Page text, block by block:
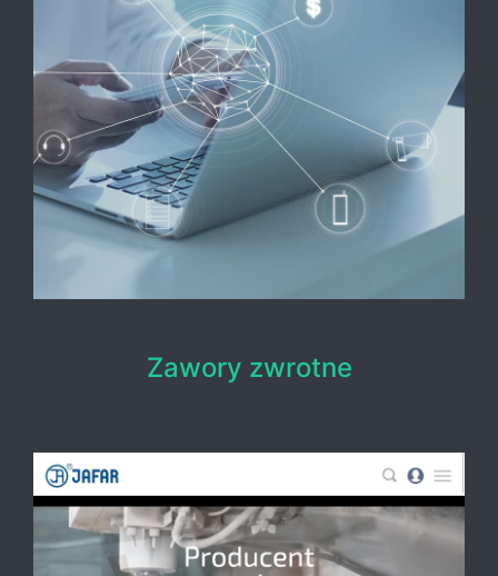
Zawory zwrotne